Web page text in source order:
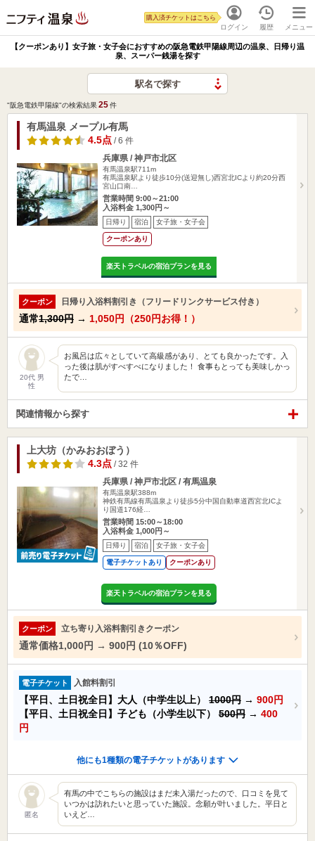
ログイン
購入済チケットはこちら
履歴 メニュー
【クーポンあり】女子旅・女子会におすすめの阪急電鉄甲陽線周辺の温泉、日帰り温
泉、スーパー銭湯を探す
駅名で探す
"阪急電鉄甲陽線"の検索結果25件
有馬温泉 メープル有馬
4.5点 / 6 件
兵庫県 / 神戸市北区
有馬温泉駅711m
有馬温泉駅より徒歩10分(送迎無し)西宮北ICより約20分西
宮山口南…
営業時間 9:00～21:00
入浴料金 1,300円～
日帰り 宿泊 女子旅・女子会
クーポンあり
楽天トラベルの宿泊プランを見る
クーポン 日帰り入浴料割引き（フリードリンクサービス付き）
通常1,300円 → 1,050円（250円お得！）
20代 男
性
お風呂は広々としていて高級感があり、とても良かったです。入
った後は肌がすべすべになりました！ 食事もとっても美味しかっ
たで…
関連情報から探す
上大坊（かみおおぼう）
4.3点 / 32 件
兵庫県 / 神戸市北区 / 有馬温泉
有馬温泉駅388m
神鉄有馬線有馬温泉より徒歩5分中国自動車道西宮北ICよ
り国道176経…
営業時間 15:00～18:00
入浴料金 1,000円～
日帰り 宿泊 女子旅・女子会
電子チケットあり クーポンあり
楽天トラベルの宿泊プランを見る
クーポン 立ち寄り入浴料割引きクーポン
通常価格1,000円 → 900円 (10％OFF)
電子チケット 入館料割引
【平日、土日祝全日】大人（中学生以上） 1000円 → 900円
【平日、土日祝全日】子ども（小学生以下） 500円 → 400
円
他にも1種類の電子チケットがあります
匿名
有馬の中でこちらの施設はまだ未入湯だったので、口コミを見て
いつかは訪れたいと思っていた施設。念願が叶いました。平日と
いえど…